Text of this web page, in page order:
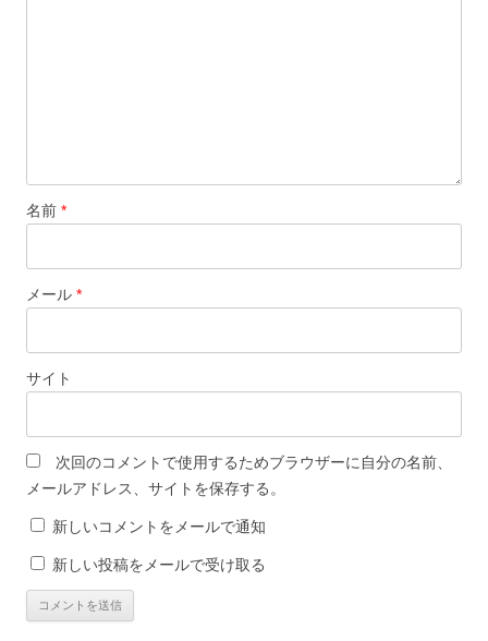
名前 *
メール *
サイト
次回のコメントで使用するためブラウザーに自分の名前、
メールアドレス、サイトを保存する。
新しいコメントをメールで通知
新しい投稿をメールで受け取る